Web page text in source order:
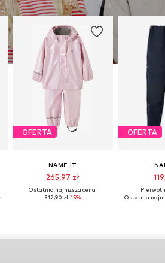
OFERTA
NAME IT
265,97 zł
Ostatnia najniższa cena:
312,90 zł-15%
OFERTA
Ostatnia